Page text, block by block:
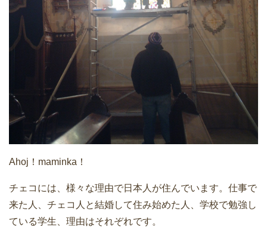
Ahoj！maminka！
チェコには、様々な理由で日本人が住んでいます。仕事で
来た人、チェコ人と結婚して住み始めた人、学校で勉強し
ている学生、理由はそれぞれです。